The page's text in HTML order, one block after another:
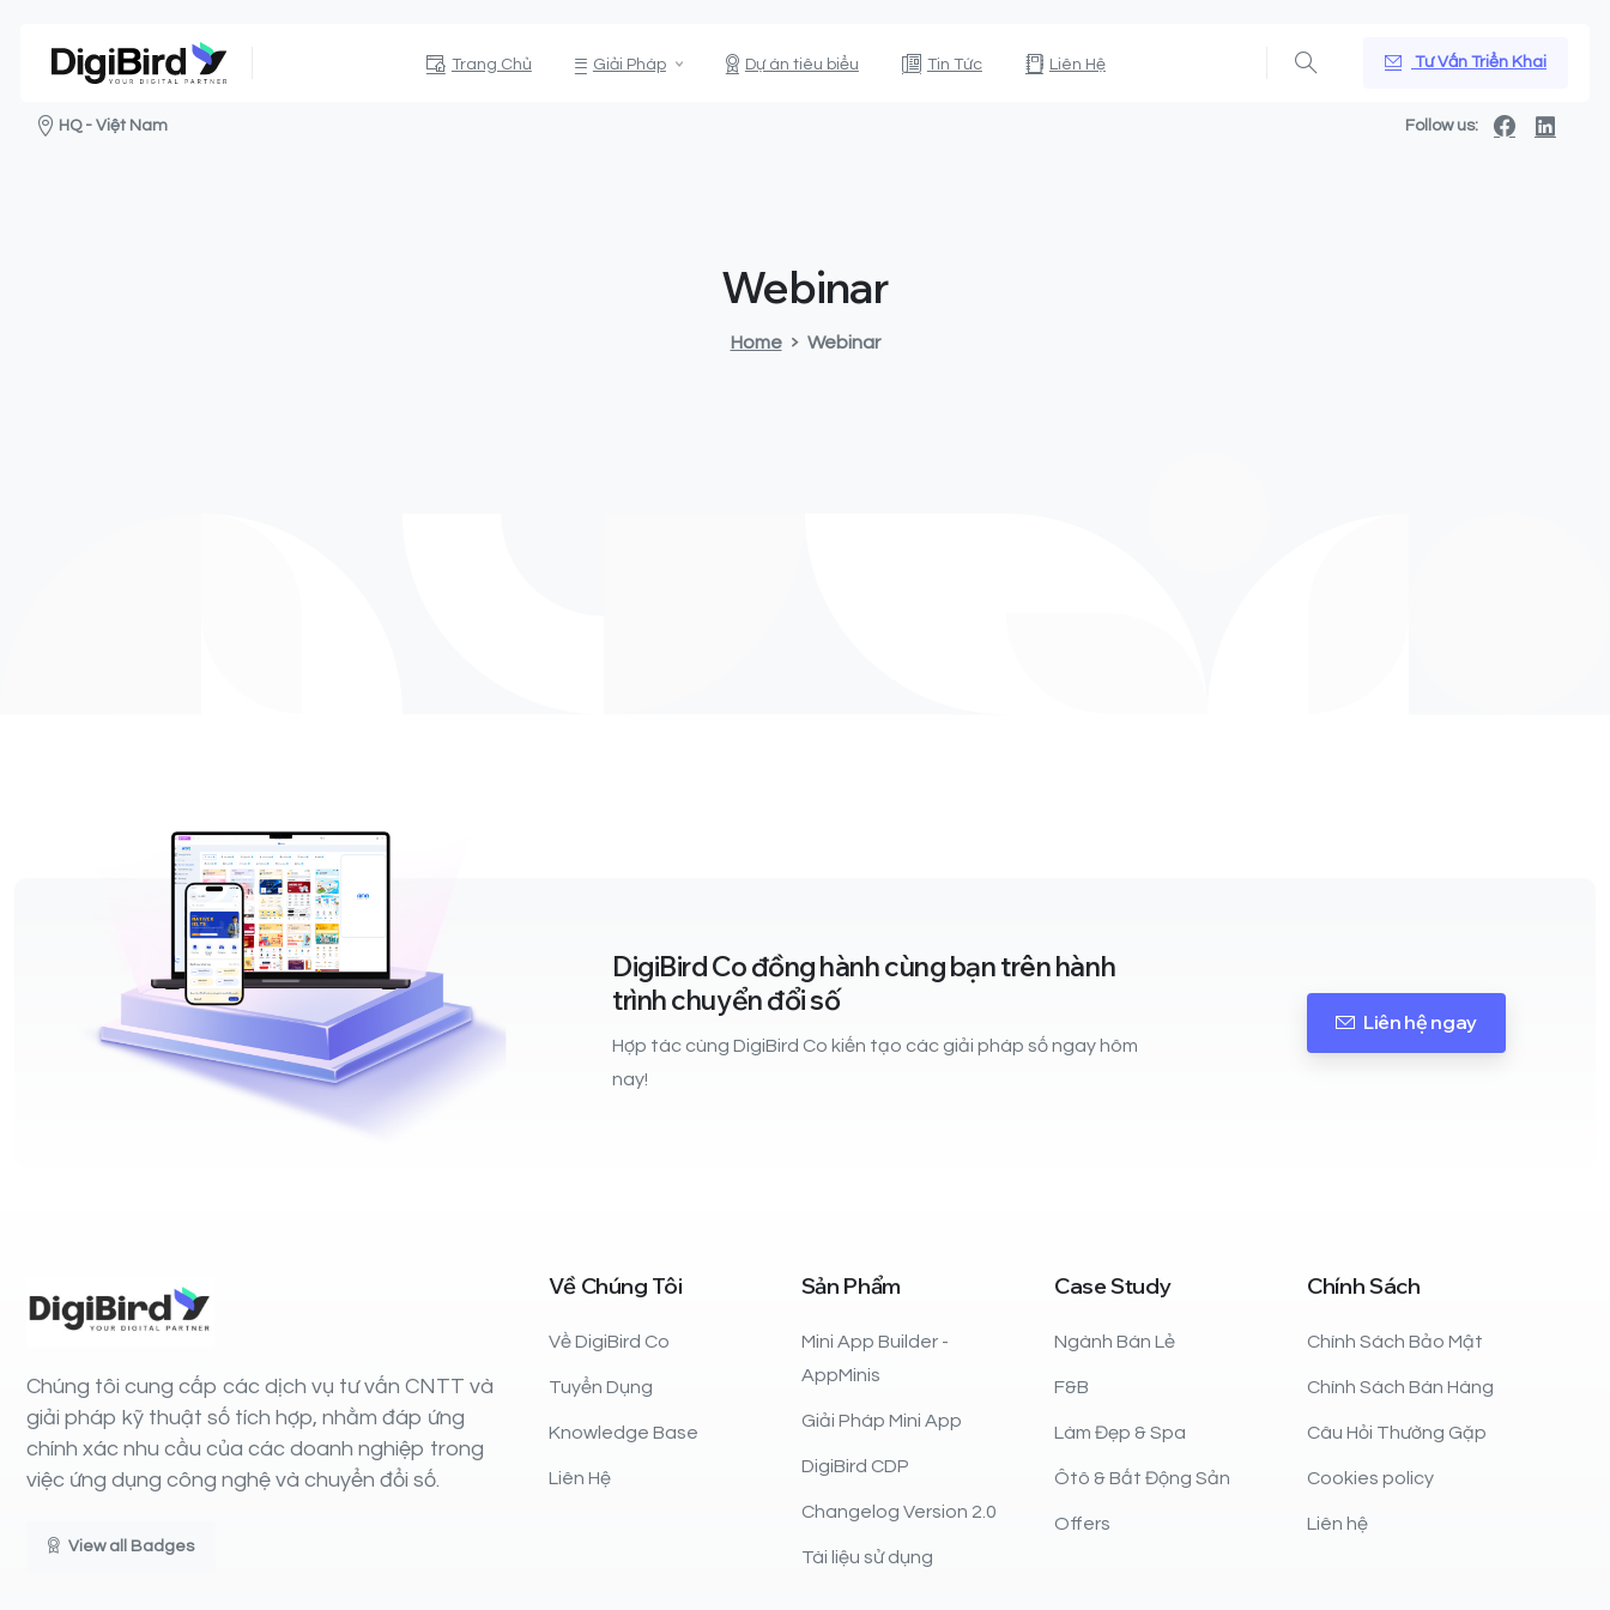
Trang Chủ Giải Pháp Dự án tiêu biểu Tin Tức Liên Hệ Tư Vấn Triển Khai
HQ - Việt Nam Follow us:
Webinar
Home Webinar
DigiBird Co đồng hành cùng bạn trên hành
trình chuyển đổi số
Hợp tác cùng DigiBird Co kiến tạo các giải pháp số ngay hôm
nay!
Liên hệ ngay
Chúng tôi cung cấp các dịch vụ tư vấn CNTT và
giải pháp kỹ thuật số tích hợp, nhằm đáp ứng
chính xác nhu cầu của các doanh nghiệp trong
việc ứng dụng công nghệ và chuyển đổi số.
View all Badges
Về Chúng Tôi
Về DigiBird Co
Tuyển Dụng
Knowledge Base
Liên Hệ
Sản Phẩm
Mini App Builder -
AppMinis
Giải Pháp Mini App
DigiBird CDP
Changelog Version 2.0
Tài liệu sử dụng
CaseStudy
Ngành Bán Lẻ
F&B
Làm Đẹp & Spa
Ôtô & Bất Động Sản
Offers
ChínhSách
Chính Sách Bảo Mật
Chính Sách Bán Hàng
Câu Hỏi Thường Gặp
Cookies policy
Liên hệ